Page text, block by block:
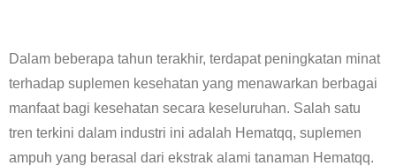
Dalam beberapa tahun terakhir, terdapat peningkatan minat
terhadap suplemen kesehatan yang menawarkan berbagai
manfaat bagi kesehatan secara keseluruhan. Salah satu
tren terkini dalam industri ini adalah Hematqq, suplemen
ampuh yang berasal dari ekstrak alami tanaman Hematqq.